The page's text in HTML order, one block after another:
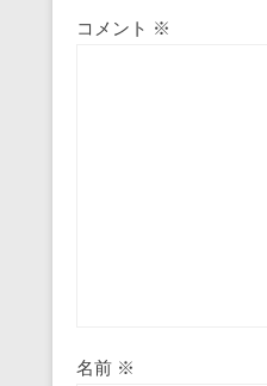
コメント ※
名前 ※